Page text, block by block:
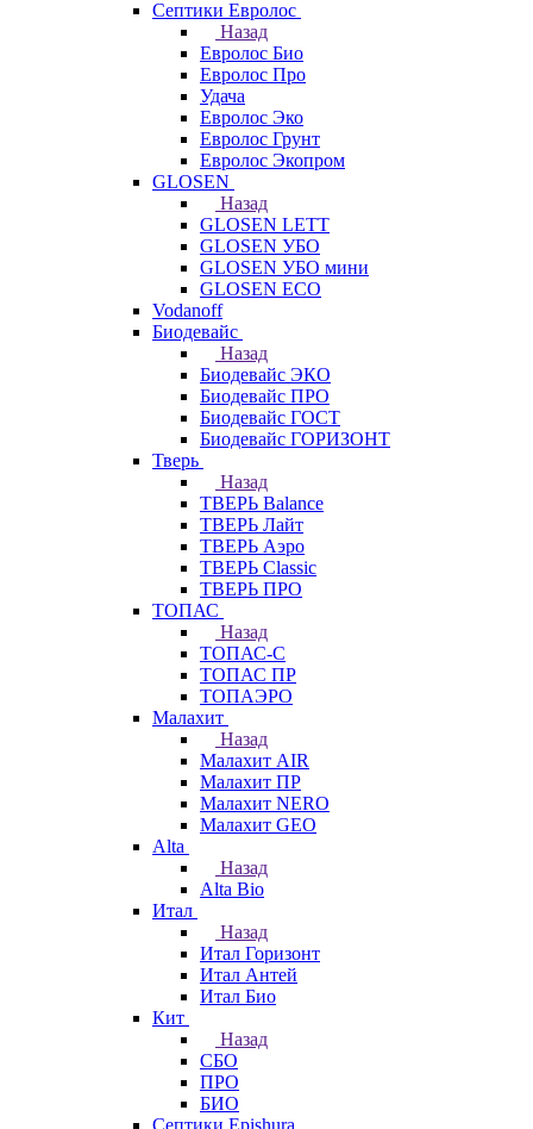
Септики Евролос
Назад
Евролос Био
Евролос Про
Удача
Евролос Эко
Евролос Грунт
Евролос Экопром
GLOSEN
Назад
GLOSEN LETT
GLOSEN УБО
GLOSEN УБО мини
GLOSEN ECO
Vodanoff
Биодевайс
Назад
Биодевайс ЭКО
Биодевайс ПРО
Биодевайс ГОСТ
Биодевайс ГОРИЗОНТ
Тверь
Назад
ТВЕРЬ Balance
ТВЕРЬ Лайт
ТВЕРЬ Аэро
ТВЕРЬ Classic
ТВЕРЬ ПРО
ТОПАС
Назад
ТОПАС-С
ТОПАС ПР
ТОПАЭРО
Малахит
Назад
Малахит AIR
Малахит ПР
Малахит NERO
Малахит GEO
Alta
Назад
Alta Bio
Итал
Назад
Итал Горизонт
Итал Антей
Итал Био
Кит
Назад
СБО
ПРО
БИО
Септики Epishura